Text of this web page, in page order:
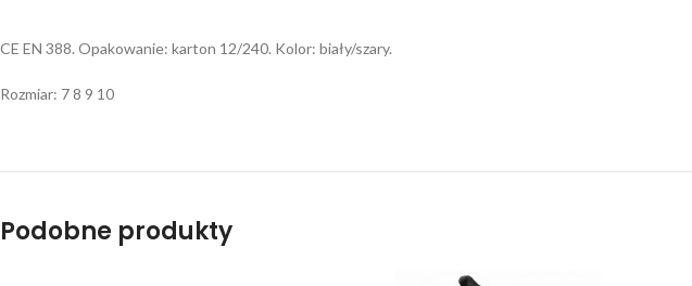
CE EN 388. Opakowanie: karton 12/240. Kolor: biały/szary.
Rozmiar: 7 8 9 10
Podobne produkty